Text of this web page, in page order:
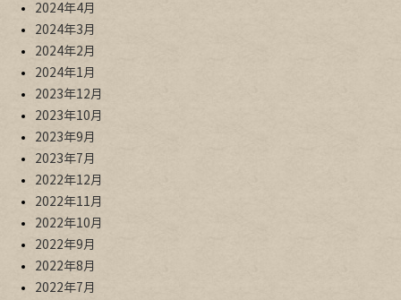
2024年4月
2024年3月
2024年2月
2024年1月
2023年12月
2023年10月
2023年9月
2023年7月
2022年12月
2022年11月
2022年10月
2022年9月
2022年8月
2022年7月